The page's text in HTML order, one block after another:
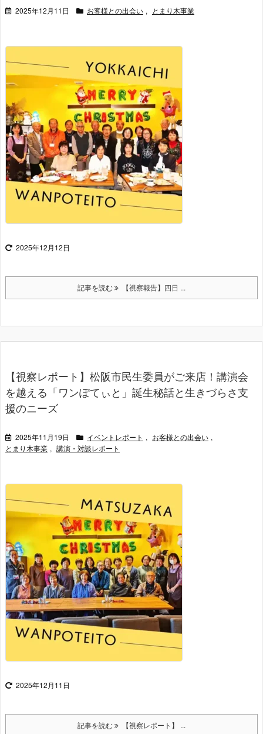
2025年12月11日 お客様との出会い , とまり木事業
2025年12月12日
記事を読む 【視察報告】四日 ...
【視察レポート】松阪市民生委員がご来店！講演会
を越える「ワンぽてぃと」誕生秘話と生きづらさ支
援のニーズ
2025年11月19日 イベントレポート , お客様との出会い ,
とまり木事業 , 講演・対談レポート
2025年12月11日
記事を読む 【視察レポート】 ...